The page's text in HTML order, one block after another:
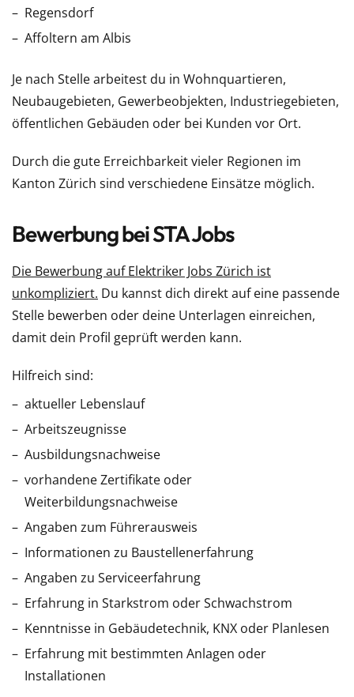
Regensdorf
Affoltern am Albis
Je nach Stelle arbeitest du in Wohnquartieren,
Neubaugebieten, Gewerbeobjekten, Industriegebieten,
öffentlichen Gebäuden oder bei Kunden vor Ort.
Durch die gute Erreichbarkeit vieler Regionen im
Kanton Zürich sind verschiedene Einsätze möglich.
Bewerbung bei STA Jobs
Die Bewerbung auf Elektriker Jobs Zürich ist
unkompliziert. Du kannst dich direkt auf eine passende
Stelle bewerben oder deine Unterlagen einreichen,
damit dein Profil geprüft werden kann.
Hilfreich sind:
aktueller Lebenslauf
Arbeitszeugnisse
Ausbildungsnachweise
vorhandene Zertifikate oder
Weiterbildungsnachweise
Angaben zum Führerausweis
Informationen zu Baustellenerfahrung
Angaben zu Serviceerfahrung
Erfahrung in Starkstrom oder Schwachstrom
Kenntnisse in Gebäudetechnik, KNX oder Planlesen
Erfahrung mit bestimmten Anlagen oder
Installationen